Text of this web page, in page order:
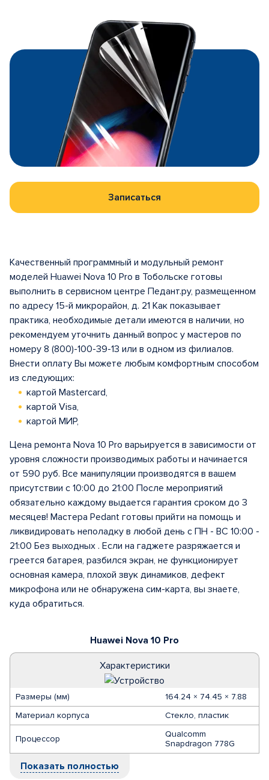
Записаться
Huawei Nova 10 Pro
Характеристики
Размеры (мм)
164.24 × 74.45 × 7.88
Материал корпуса
Стекло, пластик
Процессор
Qualcomm
Snapdragon 778G
Показать полностью
Качественный программный и модульный ремонт
моделей Huawei Nova 10 Pro в Тобольске готовы
выполнить в сервисном центре Педант.ру, размещенном
по адресу 15-й микрорайон, д. 21 Как показывает
практика, необходимые детали имеются в наличии, но
рекомендуем уточнить данный вопрос у мастеров по
номеру 8 (800)-100-39-13 или в одном из филиалов.
Внести оплату Вы можете любым комфортным способом
из следующих:
картой Mastercard,
картой Visa,
картой МИР,
Цена ремонта Nova 10 Pro варьируется в зависимости от
уровня сложности производимых работы и начинается
от 590 руб. Все манипуляции производятся в вашем
присутствии с 10:00 до 21:00 После мероприятий
обязательно каждому выдается гарантия сроком до 3
месяцев! Мастера Pedant готовы прийти на помощь и
ликвидировать неполадку в любой день с ПН - ВС 10:00 -
21:00 Без выходных . Если на гаджете разряжается и
греется батарея, разбился экран, не функционирует
основная камера, плохой звук динамиков, дефект
микрофона или не обнаружена сим-карта, вы знаете,
куда обратиться.